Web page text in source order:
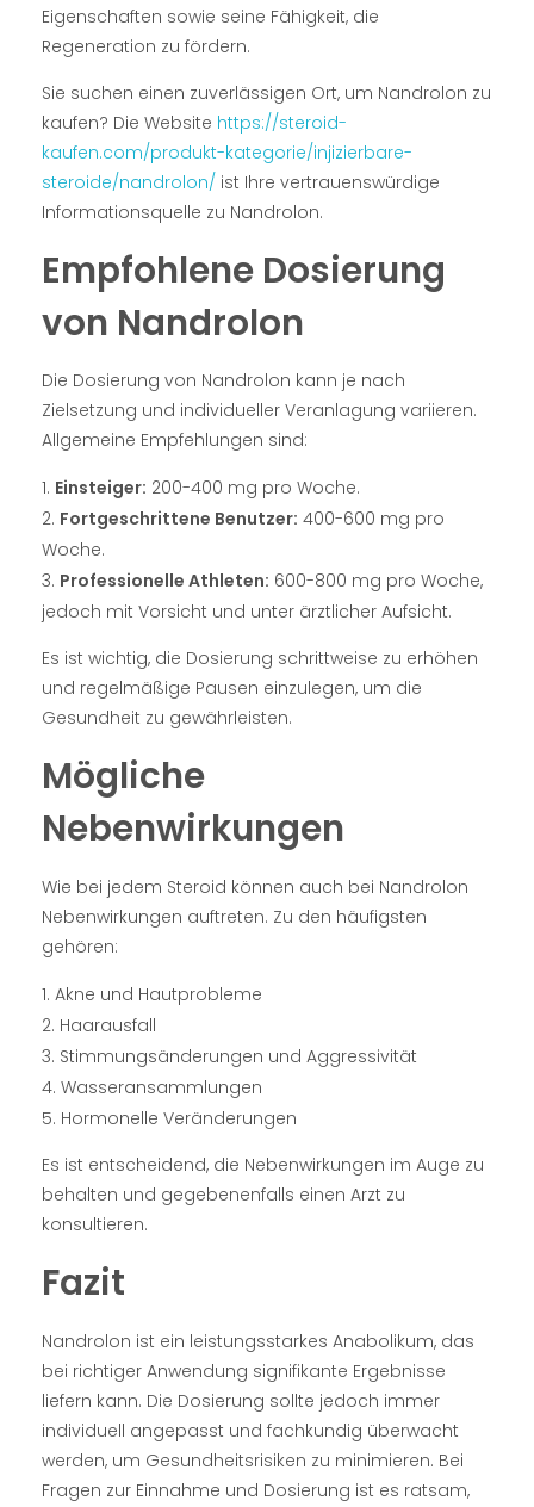
Eigenschaften sowie seine Fähigkeit, die
Regeneration zu fördern.
Sie suchen einen zuverlässigen Ort, um Nandrolon zu
kaufen? Die Website https://steroid-
kaufen.com/produkt-kategorie/injizierbare-
steroide/nandrolon/ ist Ihre vertrauenswürdige
Informationsquelle zu Nandrolon.
Empfohlene Dosierung
von Nandrolon
Die Dosierung von Nandrolon kann je nach
Zielsetzung und individueller Veranlagung variieren.
Allgemeine Empfehlungen sind:
Einsteiger: 200-400 mg pro Woche.
Fortgeschrittene Benutzer: 400-600 mg pro
Woche.
Professionelle Athleten: 600-800 mg pro Woche,
jedoch mit Vorsicht und unter ärztlicher Aufsicht.
Es ist wichtig, die Dosierung schrittweise zu erhöhen
und regelmäßige Pausen einzulegen, um die
Gesundheit zu gewährleisten.
Mögliche
Nebenwirkungen
Wie bei jedem Steroid können auch bei Nandrolon
Nebenwirkungen auftreten. Zu den häufigsten
gehören:
Akne und Hautprobleme
Haarausfall
Stimmungsänderungen und Aggressivität
Wasseransammlungen
Hormonelle Veränderungen
Es ist entscheidend, die Nebenwirkungen im Auge zu
behalten und gegebenenfalls einen Arzt zu
konsultieren.
Fazit
Nandrolon ist ein leistungsstarkes Anabolikum, das
bei richtiger Anwendung signifikante Ergebnisse
liefern kann. Die Dosierung sollte jedoch immer
individuell angepasst und fachkundig überwacht
werden, um Gesundheitsrisiken zu minimieren. Bei
Fragen zur Einnahme und Dosierung ist es ratsam,